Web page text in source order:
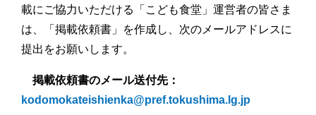
載にご協力いただける「こども食堂」運営者の皆さま
は、「掲載依頼書」を作成し、次のメールアドレスに
提出をお願いします。
掲載依頼書のメール送付先：
kodomokateishienka@pref.tokushima.lg.jp